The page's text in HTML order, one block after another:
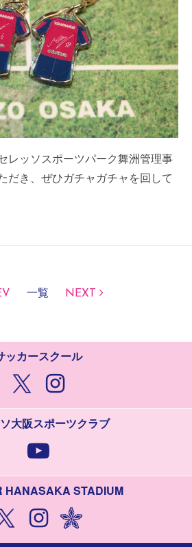
レッソスポーツパーク舞洲管理事
だき、ぜひガチャガチャを回して
一覧 NEXT
ッカースクール
大阪スポーツクラブ
HANASAKA STADIUM